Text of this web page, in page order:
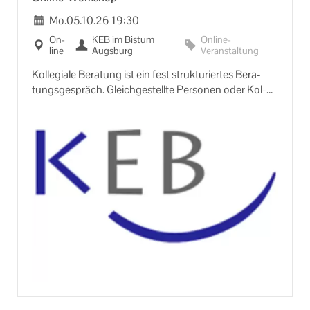
Mo.05.10.26 19:30
On­
line
KEB im Bis­tum
Augs­burg
Online-​
Veranstaltung
Kol­le­gia­le Be­ra­tung ist ein fest struk­tu­rier­tes Be­ra­
tungs­ge­spräch. Gleich­ge­stell­te Per­so­nen oder Kol­
amt­li­chen Ar­beit er­ge­ben. In der Grup­pe wird das
Pro­blem ana­ly­siert und Ideen und Lö­sungs­vor­schlä­
ge dafür ent­wi­ckelt. Die Be­ra­te­nen ent­schei­den
selbst, wel­che neu ge­won­nen Blick­win­kel sie in ihre
Ar­beit ein­brin­gen wol­len und kön­nen.
Beim Online-​Treffen er­ler­nen Sie eine Me­tho­de der
kol­le­gia­len Be­ra­tung und üben diese in klei­nen Grup­